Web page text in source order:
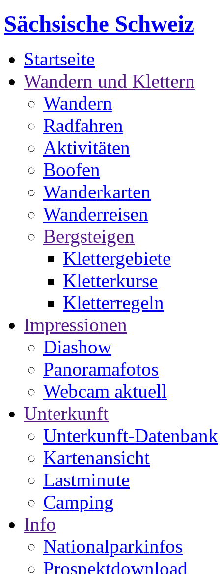
Sächsische Schweiz
Startseite
Wandern und Klettern
Wandern
Radfahren
Aktivitäten
Boofen
Wanderkarten
Wanderreisen
Bergsteigen
Klettergebiete
Kletterkurse
Kletterregeln
Impressionen
Diashow
Panoramafotos
Webcam aktuell
Unterkunft
Unterkunft-Datenbank
Kartenansicht
Lastminute
Camping
Info
Nationalparkinfos
Prospektdownload